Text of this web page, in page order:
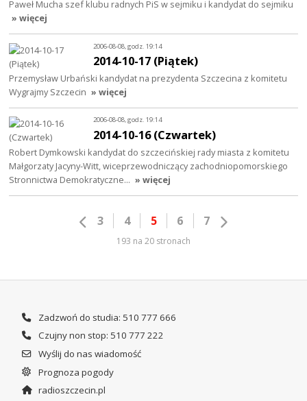
Paweł Mucha szef klubu radnych PiS w sejmiku i kandydat do sejmiku
» więcej
2006-08-08, godz. 19:14
2014-10-17 (Piątek)
Przemysław Urbański kandydat na prezydenta Szczecina z komitetu
Wygrajmy Szczecin » więcej
2006-08-08, godz. 19:14
2014-10-16 (Czwartek)
Robert Dymkowski kandydat do szczecińskiej rady miasta z komitetu
Małgorzaty Jacyny-Witt, wiceprzewodniczący zachodniopomorskiego
Stronnictwa Demokratyczne… » więcej
3 4 5 6 7
193 na 20 stronach
Zadzwoń do studia: 510 777 666
Czujny non stop: 510 777 222
Wyślij do nas wiadomość
Prognoza pogody
radioszczecin.pl